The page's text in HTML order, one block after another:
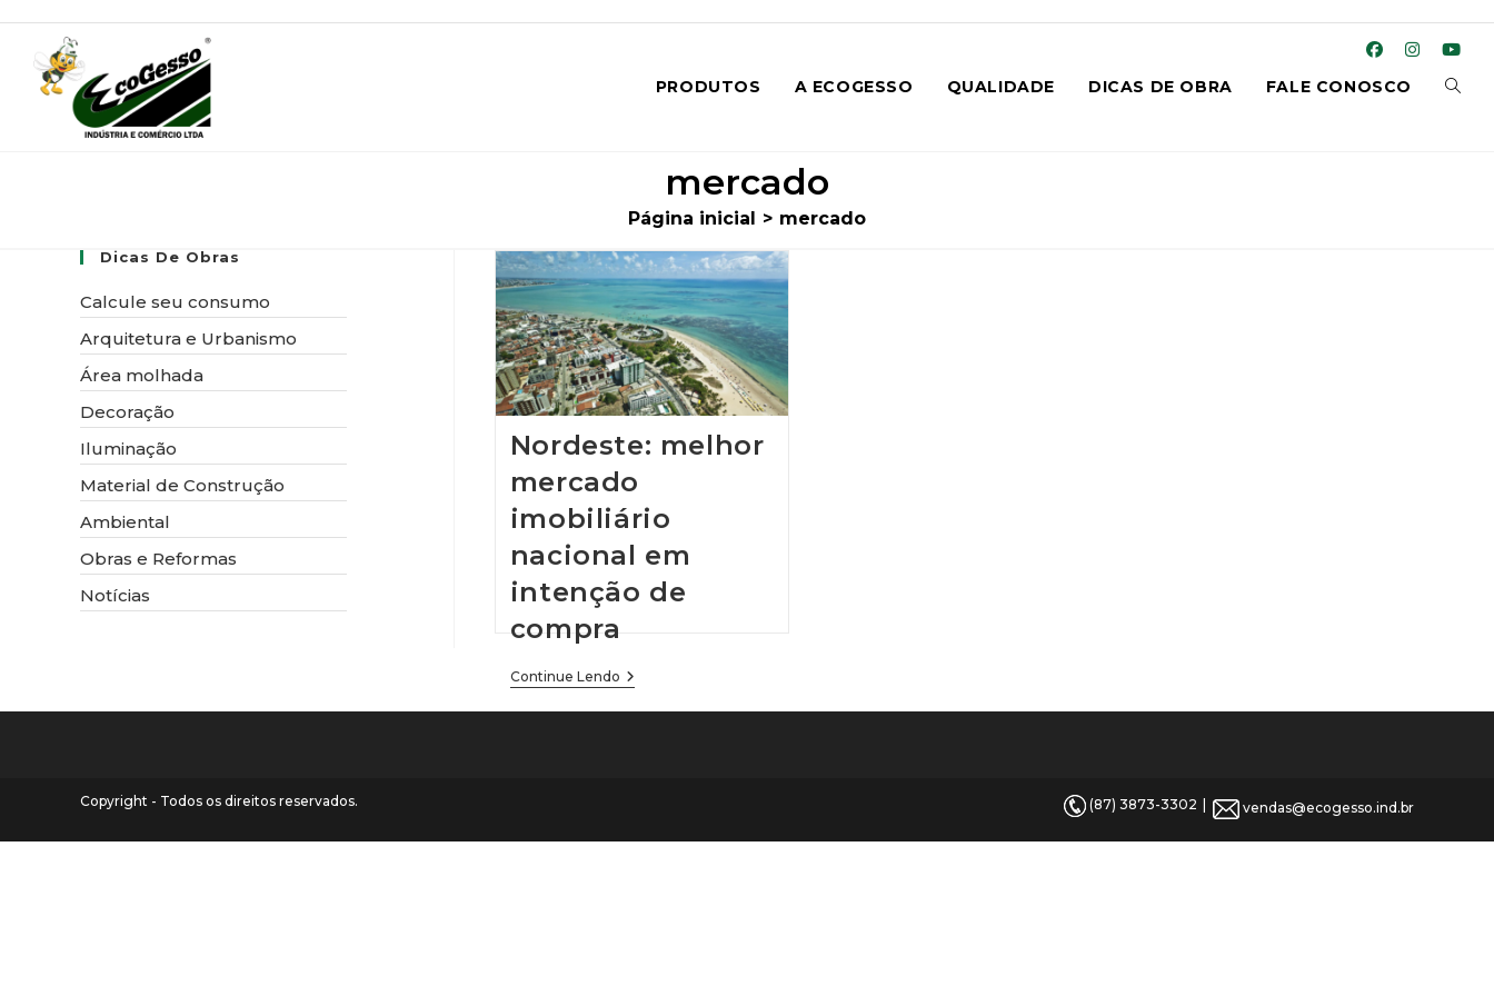
conteúdo
PRODUTOS A ECOGESSO QUALIDADE DICAS DE OBRA FALE CONOSCO
mercado
Página inicial > mercado
Nordeste: melhor
mercado
imobiliário
nacional em
intenção de
compra
Continue LendoNordeste:
Melhor
Mercado
Dicas De Obras
Calcule seu consumo
Arquitetura e Urbanismo
Área molhada
Decoração
Iluminação
Material de Construção
Ambiental
Obras e Reformas
Notícias
(87) 3873-3302 vendas@ecogesso.ind.br
Copyright - Todos os direitos reservados.